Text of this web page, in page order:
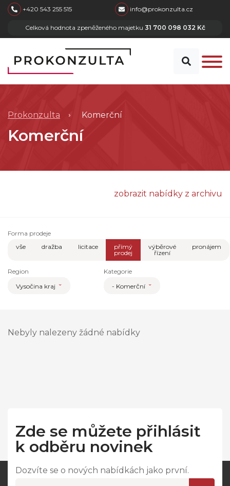
skip to main content
+420 543 255 515 info@prokonzulta.cz
Celková hodnota zpeněženého majetku 31 700 098 032 Kč
Prokonzulta Komerční
Komerční
zobrazit nabídky z archivu
Forma prodeje
vše
dražba licitace
přímý
prodej
výběrové
řízení
pronájem
Region
Vysočina kraj
Kategorie
- Komerční
Nebyly nalezeny žádné nabídky
Zde se můžete přihlásit
k odběru novinek
Dozvíte se o nových nabídkách jako první.